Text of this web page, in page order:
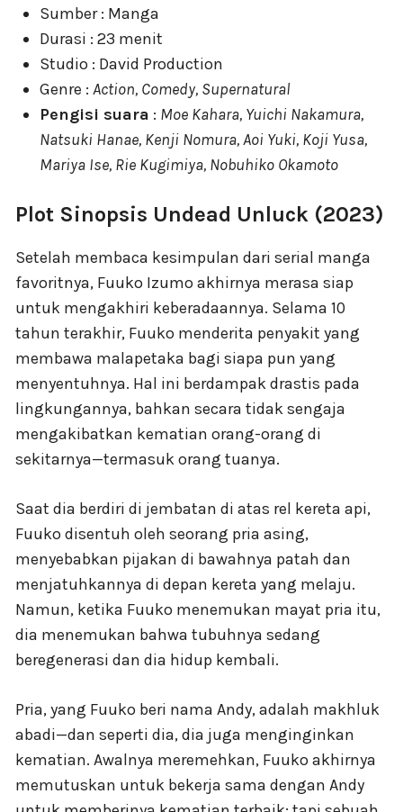
Sumber : Manga
Durasi : 23 menit
Studio : David Production
Genre : Action, Comedy, Supernatural
Pengisi suara : Moe Kahara, Yuichi Nakamura,
Natsuki Hanae, Kenji Nomura, Aoi Yuki, Koji Yusa,
Mariya Ise, Rie Kugimiya, Nobuhiko Okamoto
Plot Sinopsis Undead Unluck (2023)
Setelah membaca kesimpulan dari serial manga
favoritnya, Fuuko Izumo akhirnya merasa siap
untuk mengakhiri keberadaannya. Selama 10
tahun terakhir, Fuuko menderita penyakit yang
membawa malapetaka bagi siapa pun yang
menyentuhnya. Hal ini berdampak drastis pada
lingkungannya, bahkan secara tidak sengaja
mengakibatkan kematian orang-orang di
sekitarnya—termasuk orang tuanya.
Saat dia berdiri di jembatan di atas rel kereta api,
Fuuko disentuh oleh seorang pria asing,
menyebabkan pijakan di bawahnya patah dan
menjatuhkannya di depan kereta yang melaju.
Namun, ketika Fuuko menemukan mayat pria itu,
dia menemukan bahwa tubuhnya sedang
beregenerasi dan dia hidup kembali.
Pria, yang Fuuko beri nama Andy, adalah makhluk
abadi—dan seperti dia, dia juga menginginkan
kematian. Awalnya meremehkan, Fuuko akhirnya
memutuskan untuk bekerja sama dengan Andy